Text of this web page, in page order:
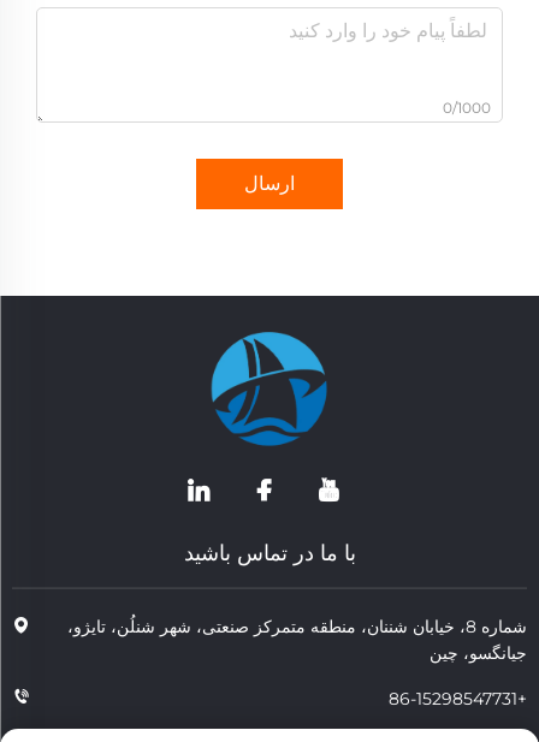
0/1000
ارسال
با ما در تماس باشید
شماره 8، خیابان شننان، منطقه متمرکز صنعتی، شهر شنلُن، تایژو،
جیانگسو، چین
+86-15298547731